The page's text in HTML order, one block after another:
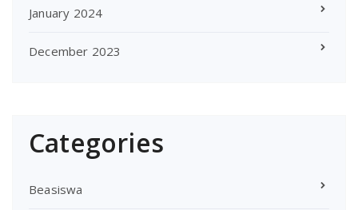
January 2024
December 2023
Categories
Beasiswa